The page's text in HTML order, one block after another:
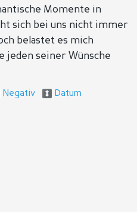
Momente in
sich bei uns nicht immer
belastet es mich
jeden seiner Wünsche